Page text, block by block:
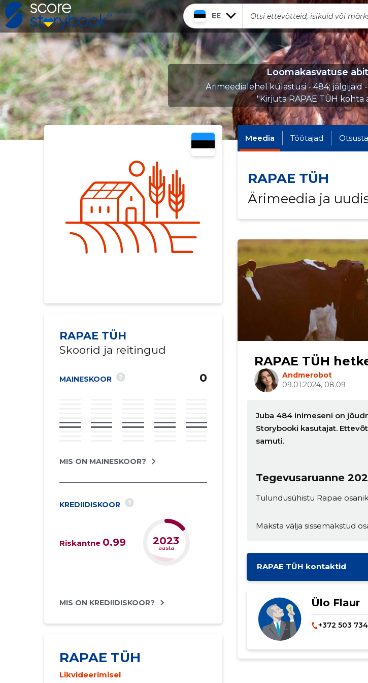
EE
Loomakasvatuse
Ärimeedialehel külastusi - 484; jälgijaid
"Kirjuta RAPAE TÜH
RAPAE TÜH
Skoorid ja reitingud
MAINESKOOR ? 0
MIS ON MAINESKOOR?
KREDIIDISKOOR ?
Riskantne 0.99 2026
aasta
MIS ON KREDIIDISKOOR?
RAPAE TÜH
Likvideerimisel
Meedia Töötajad
RAPAE TÜH
Ärimeedia ja
RAPAE TÜH
Andmerobot
09.01.2024, 08.09
Juba 484 inimeseni on
Storybooki kasutajat.
samuti.
Tegevusaruanne
Tulundusühistu Rapae
Maksta välja sissemakstud
RAPAE TÜH kontaktid
Ülo Flaur
+372 503